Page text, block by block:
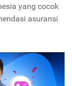
yang cocok
asuransi